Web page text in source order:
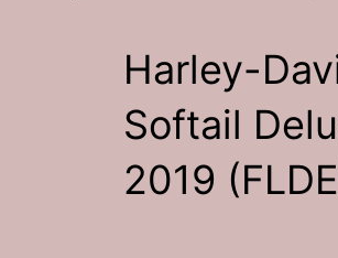
Harley-
Softail
2019